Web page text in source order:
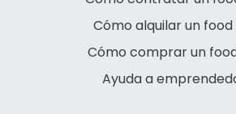
Cómo alquilar un
Cómo comprar un
Ayuda a